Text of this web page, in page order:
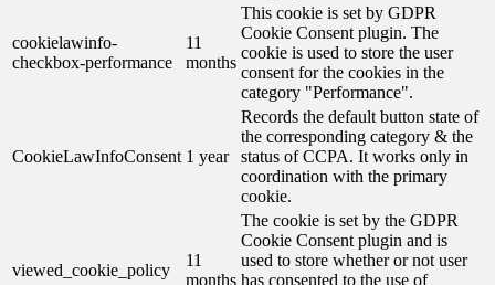
cookielawinfo-
checkbox-performance
11
months
This cookie is set by GDPR
Cookie Consent plugin. The
cookie is used to store the user
consent for the cookies in the
category "Performance".
CookieLawInfoConsent 1 year
Records the default button state of
the corresponding category & the
status of CCPA. It works only in
coordination with the primary
cookie.
viewed_cookie_policy
11
months
The cookie is set by the GDPR
Cookie Consent plugin and is
used to store whether or not user
has consented to the use of